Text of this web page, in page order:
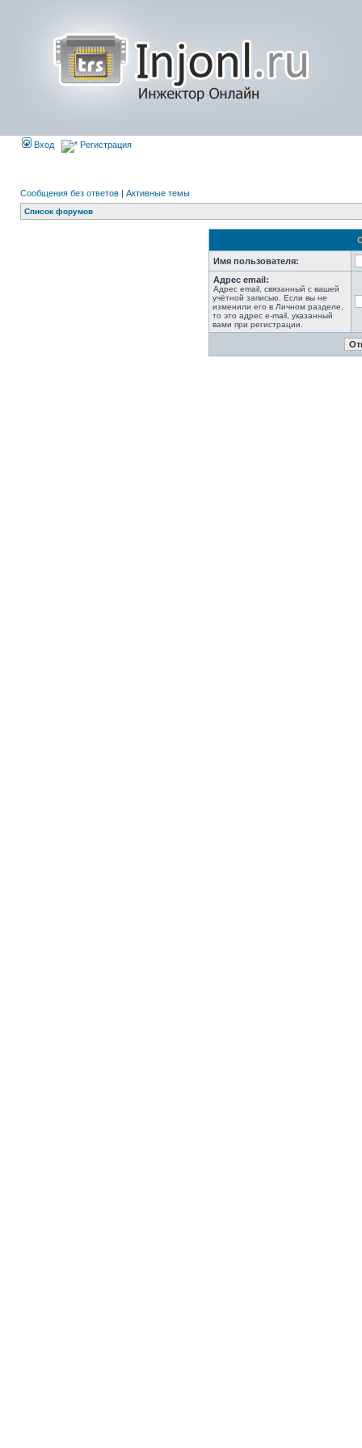
Вход Регистрация
Сообщения без ответов | Активные темы
Список форумов
Имя пользователя:
Адрес email:
Адрес email, связанный с вашей
учётной записью. Если вы не
изменили его в Личном разделе,
то это адрес e-mail, указанный
вами при регистрации.